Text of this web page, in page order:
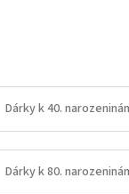
Dárky k 40.
Dárky k 80.